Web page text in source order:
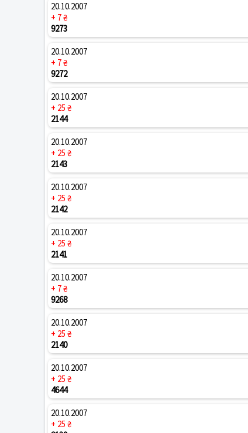
20.10.2007
+ 7 ₴
9273
20.10.2007
+ 7 ₴
9272
20.10.2007
+ 25 ₴
2144
20.10.2007
+ 25 ₴
2143
20.10.2007
+ 25 ₴
2142
20.10.2007
+ 25 ₴
2141
20.10.2007
+ 7 ₴
9268
20.10.2007
+ 25 ₴
2140
20.10.2007
+ 25 ₴
4644
20.10.2007
+ 25 ₴